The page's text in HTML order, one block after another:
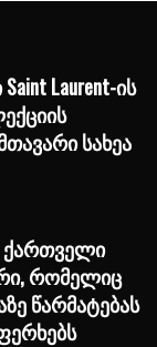
Laurent-ის
სახეა
ქართველი
რომელიც
წარმატებას